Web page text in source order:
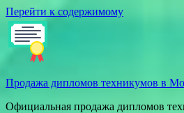
Перейти к содержимому
Продажа дипломов техникумов в
Официальная продажа дипломов